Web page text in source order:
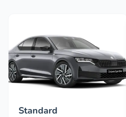
Standard